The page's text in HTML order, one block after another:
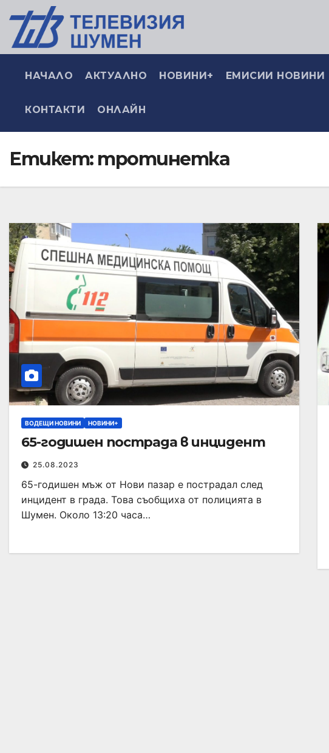
НАЧАЛО АКТУАЛНО НОВИНИ+ ЕМИСИИ НОВИНИ
КОНТАКТИ ОНЛАЙН
Етикет: тротинетка
ВОДЕЩИ НОВИНИ НОВИНИ+
65-годишен пострада в инцидент
25.08.2023
65-годишен мъж от Нови пазар е пострадал след
инцидент в града. Това съобщиха от полицията в
Шумен. Около 13:20 часа…